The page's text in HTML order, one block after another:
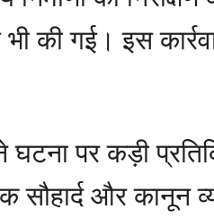
की गई। इस
घटना पर कड़ी
सौहार्द और कानून